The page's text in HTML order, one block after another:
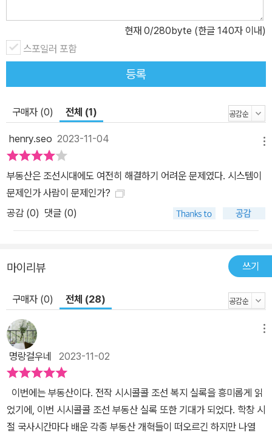
으로 조선의 주택 거래 역사를 살핀다. 조선시대에는 땅과 집의 개념
이 오늘날과 달라, 대체로 집은 땅을 거래할 때 딸려 오는 부속물 정도
로 치부되었다. 하지만 인구가 밀집되었던 행정·문화·경제 중심지 수
도 한양에서만큼은 달랐다. 한양에서는 좁은 땅뙈기에 자리한 작은
울 공화국’이라 불리는 오늘날 대한민국을 연상시킨다. 이 시기 한양
원조차 환갑이 될 때까지 자기 집을 마련하지 못해 셋방살이를 했다
고 한다. 조선 사람들도 오늘날 우리와 마찬가지로 전세금을 돌려주
지 않으려는 집주인과 실랑이를 벌여야 했다. 누군가는 집을 구하지
못하는 처지를 자조하며 한탄하는데, 누군가는 좁은 한양 땅 안에도
집을 여러 채 가지고서 이를 담보로 새로운 부동산 투자 기회를 만들
었다. 2부에서는 조선 조정이 한양의 주택난과 집을 둘러싼 갈등 들
글」에서는 책을 마무리함과 동시에 1부와 2부의 논의를 종합하여 오
운 논의의 장을 연다. 책의 전반에 걸쳐 조선의 왕과 대소신료부터, 평
범한 백성에 이르는 다양한 사람들의 목소리를 생생하게 담아내 책
한 권 안에 조선의 부동산사를 생생하고 재미있게 펼쳐놓았다.
현재 0/280byte (한글 140자 이내)
스포일러 포함
등록
구매자 (0) 전체 (1)
henry.seo 2023-11-04
부동산은 조선시대에도 여전히 해결하기 어려운 문제였다. 시스템이
문제인가 사람이 문제인가?
공감 (0) 댓글 (0)
마이리뷰 쓰기
구매자 (0) 전체 (28)
명랑걸우네 2023-11-02
이번에는 부동산이다. 전작 시시콜콜 조선 복지 실록을 흥미롭게 읽
었기에, 이번 시시콜콜 조선 부동산 실록 또한 기대가 되었다. 학창 시
절 국사시간마다 배운 각종 부동산 개혁들이 떠오르긴 하지만 나열